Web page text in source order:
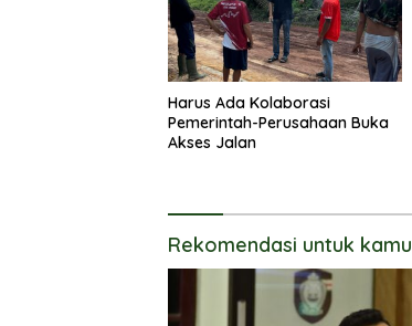
Harus Ada Kolaborasi
Pemerintah-Perusahaan Buka
Akses Jalan
Rekomendasi untuk kamu